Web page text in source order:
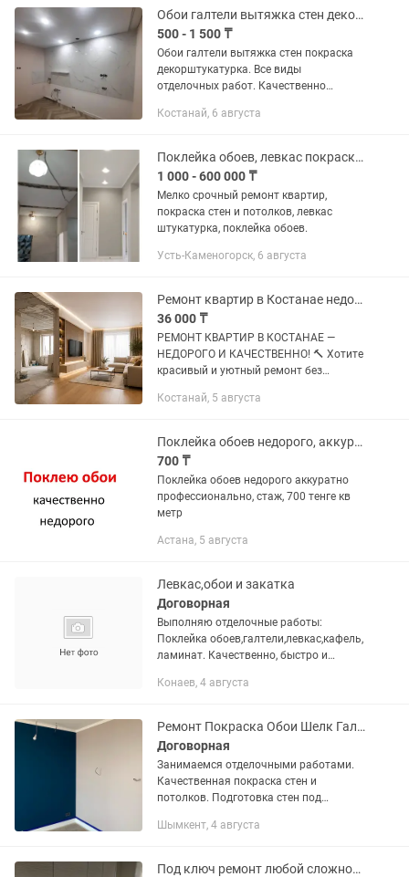
Обои галтели вытяжка стен декорштукатурка
500 - 1 500 ₸
Обои галтели вытяжка стен покраска
декорштукатурка. Все виды
отделочных работ. Качественно
Костанай, 6 августа
Поклейка обоев, левкас покраска недорого
1 000 - 600 000 ₸
Мелко срочный ремонт квартир,
покраска стен и потолков, левкас
штукатурка, поклейка обоев.
Усть-Каменогорск, 6 августа
Ремонт квартир в Костанае недорого
36 000 ₸
РЕМОНТ КВАРТИР В КОСТАНАЕ —
НЕДОРОГО И КАЧЕСТВЕННО! 🔨 Хотите
красивый и уютный ремонт без
быстро, аккуратно и по доступной цене!
Костанай, 5 августа
Поклейка обоев недорого, аккуратно
700 ₸
Поклейка обоев недорого аккуратно
профессионально, стаж, 700 тенге кв
метр
Астана, 5 августа
Левкас,обои и закатка
Договорная
Выполняю отделочные работы:
Поклейка обоев,галтели,левкас,кафель,
ламинат. Качественно, быстро и
Конаев, 4 августа
Ремонт Покраска Обои Шелк Галтел Эмульсия Покраска стен
Договорная
Занимаемся отделочными работами.
Качественная покраска стен и
потолков. Подготовка стен под
Качественно и недорого
Шымкент, 4 августа
Под ключ ремонт любой сложности